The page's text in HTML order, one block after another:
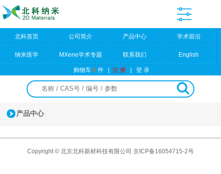
北科首页 公司简介 产品中心 学术前沿
纳米医学 MXene学术专题 联系我们 English
购物车0件 |注 册 |登 录
产品中心
Copyright © 北京北科新材科技有限公司 京ICP备16054715-2号